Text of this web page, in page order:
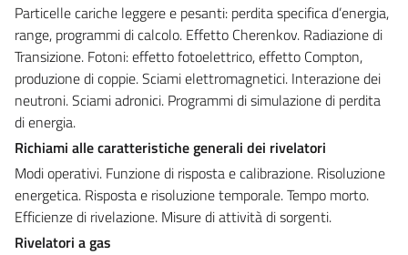
Particelle cariche leggere e pesanti: perdita specifica d’energia,
range, programmi di calcolo. Effetto Cherenkov. Radiazione di
Transizione. Fotoni: effetto fotoelettrico, effetto Compton,
produzione di coppie. Sciami elettromagnetici. Interazione dei
neutroni. Sciami adronici. Programmi di simulazione di perdita
di energia.
Richiami alle caratteristiche generali dei rivelatori
Modi operativi. Funzione di risposta e calibrazione. Risoluzione
energetica. Risposta e risoluzione temporale. Tempo morto.
Efficienze di rivelazione. Misure di attività di sorgenti.
Rivelatori a gas